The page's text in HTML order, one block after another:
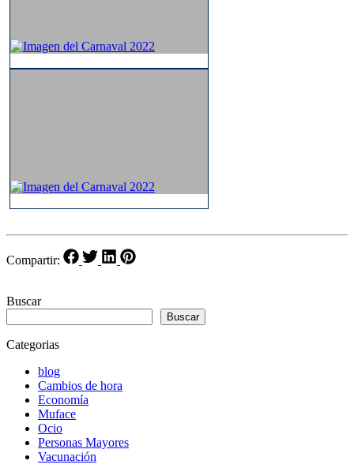
Compartir:
Buscar
Buscar
Categorias
blog
Cambios de hora
Economía
Muface
Ocio
Personas Mayores
Vacunación